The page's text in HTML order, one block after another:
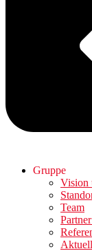
Gruppe
Vision
Team